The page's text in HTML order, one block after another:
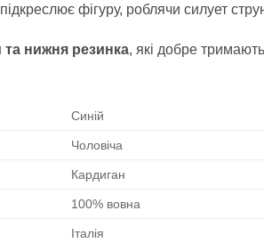
підкреслює фігуру, роблячи силует
та нижня резинка, які добре
Синій
Чоловіча
Кардиган
100% вовна
Італія